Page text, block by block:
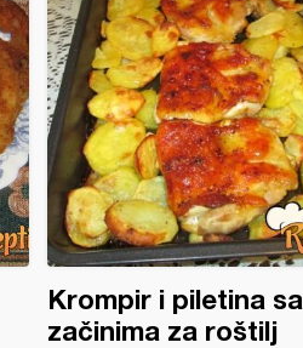
Krompir i piletina sa
začinima za roštilj